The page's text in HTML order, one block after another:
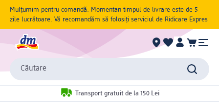
Mulțumim pentru comandă. Momentan timpul de livrare este de 5
zile lucrătoare. Vă recomandăm să folosiți serviciul de Ridicare Expres
Căutare
Transport gratuit de la 150 Lei